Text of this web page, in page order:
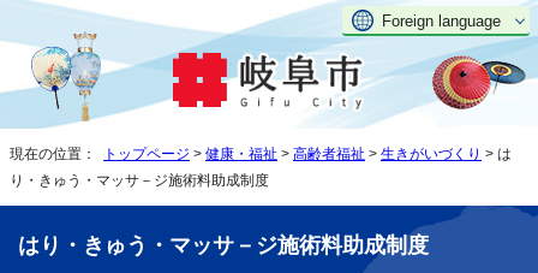
Foreign language
現在の位置： トップページ > 健康・福祉 > 高齢者福祉 > 生きがいづくり > は
り・きゅう・マッサ－ジ施術料助成制度
はり・きゅう・マッサ－ジ施術料助成制度